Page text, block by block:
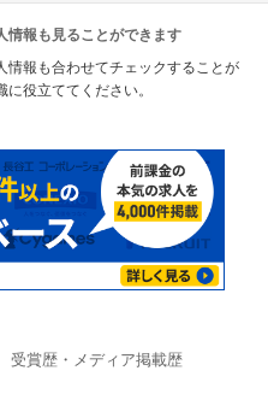
情報も見ることができます
情報も合わせてチェックすることが
役立ててください。
受賞歴・メディア掲載歴